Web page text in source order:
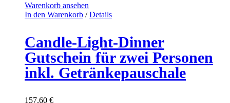
Warenkorb ansehen
In den Warenkorb / Details
Candle-Light-Dinner
Gutschein für zwei Personen
inkl. Getränkepauschale
157,60 €